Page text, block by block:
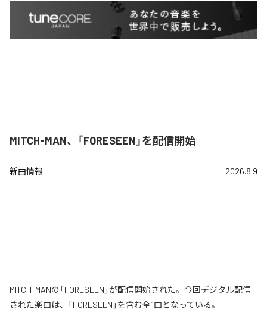
MITCH-MAN、「FORESEEN」を配信開始
新曲情報 2026.8.9
MITCH-MANの「FORESEEN」が配信開始された。今回デジタル配信
された楽曲は、「FORESEEN」を含む全1曲となっている。